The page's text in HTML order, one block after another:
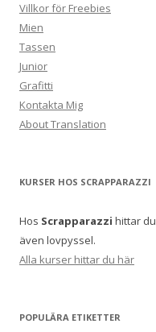
Villkor för Freebies
Mien
Tassen
Junior
Grafitti
Kontakta Mig
About Translation
KURSER HOS SCRAPPARAZZI
Hos Scrapparazzi hittar
även lovpyssel.
Alla kurser hittar du här
POPULÄRA ETIKETTER